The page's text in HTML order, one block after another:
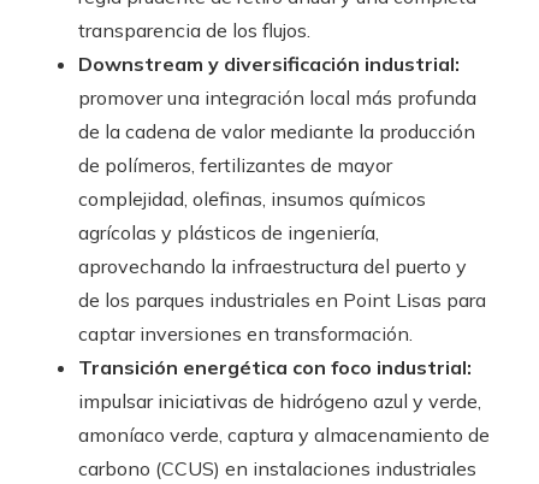
transparencia de los flujos.
Downstream y diversificación industrial:
promover una integración local más profunda
de la cadena de valor mediante la producción
de polímeros, fertilizantes de mayor
complejidad, olefinas, insumos químicos
agrícolas y plásticos de ingeniería,
aprovechando la infraestructura del puerto y
de los parques industriales en Point Lisas para
captar inversiones en transformación.
Transición energética con foco industrial:
impulsar iniciativas de hidrógeno azul y verde,
amoníaco verde, captura y almacenamiento de
carbono (CCUS) en instalaciones industriales